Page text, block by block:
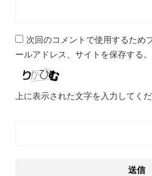
次回のコメントで使用するため
ールアドレス、サイトを保存する。
上に表示された文字を入力してくだ